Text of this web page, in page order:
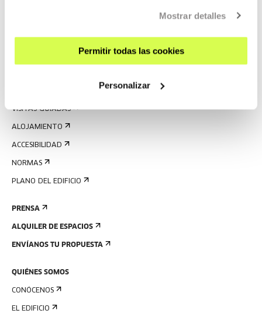
Mostrar detalles
Permitir todas las cookies
Personalizar
VISITAS GUIADAS
ALOJAMIENTO
ACCESIBILIDAD
NORMAS
PLANO DEL EDIFICIO
PRENSA
ALQUILER DE ESPACIOS
ENVÍANOS TU PROPUESTA
QUIÉNES SOMOS
CONÓCENOS
EL EDIFICIO